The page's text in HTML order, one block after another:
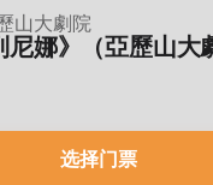
山大劇院
尼娜》（亞歷山大
选择门票